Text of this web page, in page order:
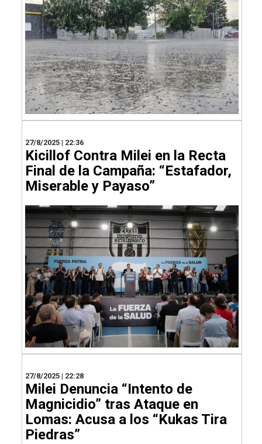
27/8/2025 | 22:36
Kicillof Contra Milei en la Recta
Final de la Campaña: “Estafador,
Miserable y Payaso”
27/8/2025 | 22:28
Milei Denuncia “Intento de
Magnicidio” tras Ataque en
Lomas: Acusa a los “Kukas Tira
Piedras”